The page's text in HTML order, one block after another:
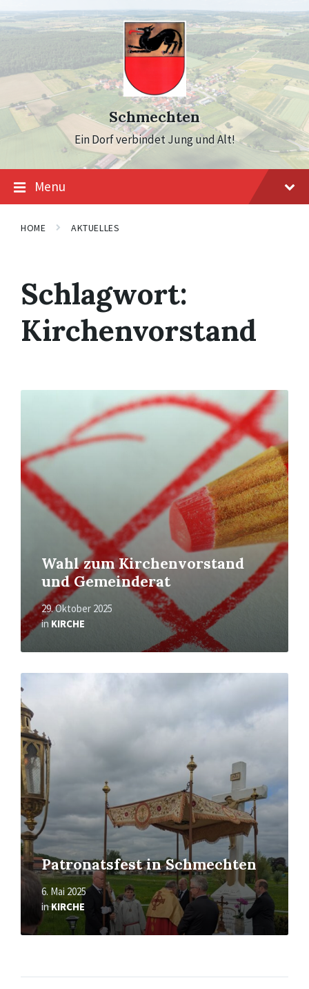
to
content
to
main
to
footer
Schmechten
Ein Dorf verbindet Jung und Alt!
Menu
HOME AKTUELLES
Schlagwort:
Kirchenvorstand
Wahl zum Kirchenvorstand
und Gemeinderat
29. Oktober 2025
in KIRCHE
Mehr
Patronatsfest in Schmechten
6. Mai 2025
inKIRCHE
Mehr
erfahren